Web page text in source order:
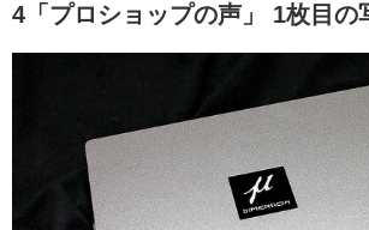
その他
カーグッズニュース
4「プロショップの声」 1枚目の